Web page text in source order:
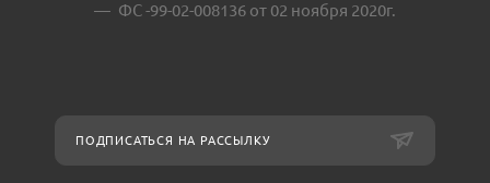
ФС -99-02-008136 от 02 ноября 2020г.
ПОДПИСАТЬСЯ НА РАССЫЛКУ